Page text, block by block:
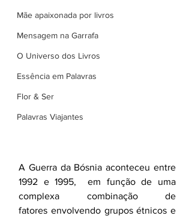
Mãe apaixonada por livros
Mensagem na Garrafa
O Universo dos Livros
Essência em Palavras
Flor & Ser
Palavras Viajantes
A Guerra da Bósnia aconteceu entre
1992 e 1995,  em função de uma
complexa combinação de
fatores envolvendo grupos étnicos e